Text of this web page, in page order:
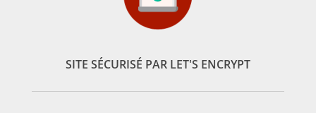
SITE SÉCURISÉ PAR LET'S ENCRYPT